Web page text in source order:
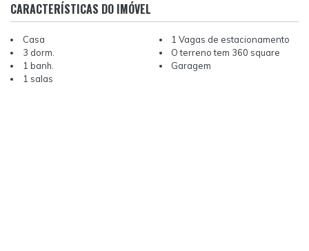
CARACTERÍSTICAS DO IMÓVEL
Casa
3 dorm.
1 banh.
1 salas
1 Vagas de estacionamento
O terreno tem 360 square
Garagem